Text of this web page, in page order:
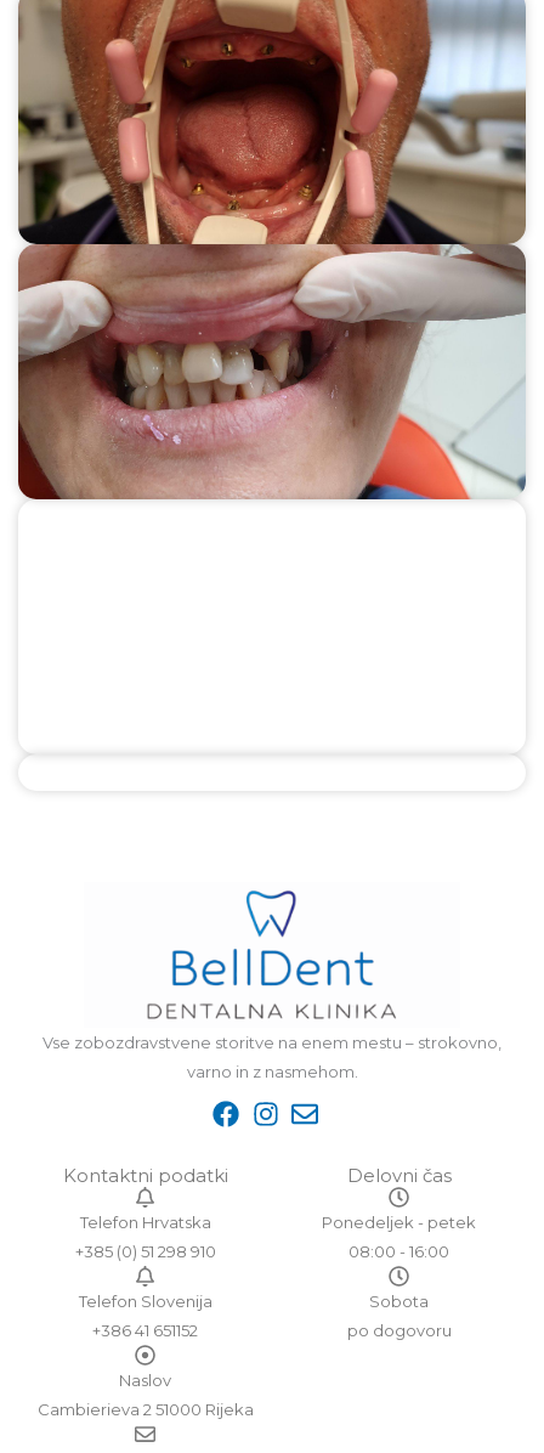
Vse zobozdravstvene storitve na enem mestu – strokovno,
varno in z nasmehom.
Kontaktni podatki
Telefon Hrvatska
+385 (0) 51 298 910
Telefon Slovenija
+386 41 651152
Naslov
Cambierieva 2 51000 Rijeka
Delovni čas
Ponedeljek - petek
08:00 - 16:00
Sobota
po dogovoru